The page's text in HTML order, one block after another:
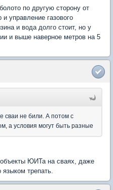
по другую сторону от
управление газового
и вода долго стоит, но у
и выше наверное метров на 5
сваи не били. А потом с
а условия могут быть разные
объекты ЮИТа на сваях, даже
трепать.